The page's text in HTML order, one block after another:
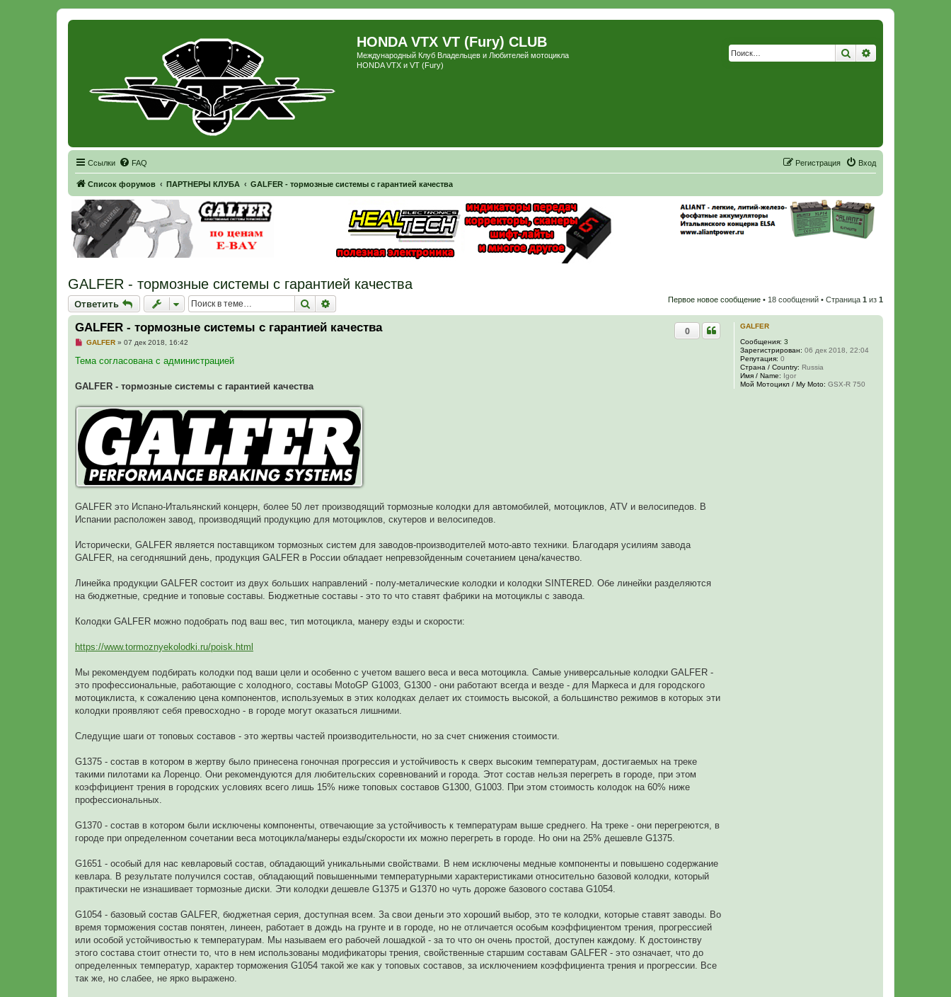
HONDA VTX VT (Fury) CLUB
Международный Клуб Владельцев и Любителей мотоцикла
HONDA VTX и VT (Fury)
Поиск
Ссылки FAQ Вход
Регистрация
Список форумов ПАРТНЕРЫ КЛУБА GALFER - тормозные системы с гарантией качества
GALFER - тормозные системы с гарантией качества
Ответить
Ответить Поиск Первое новое сообщение • 18 сообщений • Страница 1 из 1
GALFER
Сообщения: 3
Зарегистрирован: 06 дек 2018, 22:04
Репутация: 0
Страна / Country: Russia
Имя / Name: Igor
Мой Мотоцикл / My Moto: GSX-R 750
GALFER - тормозные системы с гарантией качества 0
Н
п
ч
а
н
о
е
с
о
б
щ
н
и
е
GALFER» 07 дек 2018, 16:42
Тема согласована с администрацией
GALFER - тормозные системы с гарантией качества
GALFER это Испано-Итальянский концерн, более 50 лет производящий тормозные колодки для автомобилей, мотоциклов, ATV и велосипедов. В
Испании расположен завод, производящий продукцию для мотоциклов, скутеров и велосипедов.
Исторически, GALFER является поставщиком тормозных систем для заводов-производителей мото-авто техники. Благодаря усилиям завода
GALFER, на сегодняшний день, продукция GALFER в России обладает непревзойденным сочетанием цена/качество.
Линейка продукции GALFER состоит из двух больших направлений - полу-металические колодки и колодки SINTERED. Обе линейки разделяются
на бюджетные, средние и топовые составы. Бюджетные составы - это то что ставят фабрики на мотоциклы с завода.
Колодки GALFER можно подобрать под ваш вес, тип мотоцикла, манеру езды и скорости:
https://www.tormoznyekolodki.ru/poisk.html
Мы рекомендуем подбирать колодки под ваши цели и особенно с учетом вашего веса и веса мотоцикла. Самые универсальные колодки GALFER -
это профессиональные, работающие с холодного, составы MotoGP G1003, G1300 - они работают всегда и везде - для Маркеса и для городского
мотоциклиста, к сожалению цена компонентов, используемых в этих колодках делает их стоимость высокой, а большинство режимов в которых эти
колодки проявляют себя превосходно - в городе могут оказаться лишними.
Следущие шаги от топовых составов - это жертвы частей производительности, но за счет снижения стоимости.
G1375 - состав в котором в жертву было принесена гоночная прогрессия и устойчивость к сверх высоким температурам, достигаемых на треке
такими пилотами ка Лоренцо. Они рекомендуются для любительских соревнований и города. Этот состав нельзя перегреть в городе, при этом
коэффициент трения в городских условиях всего лишь 15% ниже топовых составов G1300, G1003. При этом стоимость колодок на 60% ниже
профессиональных.
G1370 - состав в котором были исключены компоненты, отвечающие за устойчивость к температурам выше среднего. На треке - они перегреются, в
городе при определенном сочетании веса мотоцикла/манеры езды/скорости их можно перегреть в городе. Но они на 25% дешевле G1375.
G1651 - особый для нас кевларовый состав, обладающий уникальными свойствами. В нем исключены медные компоненты и повышено содержание
кевлара. В результате получился состав, обладающий повышенными температурными характеристиками относительно базовой колодки, который
практически не изнашивает тормозные диски. Эти колодки дешевле G1375 и G1370 но чуть дороже базового состава G1054.
G1054 - базовый состав GALFER, бюджетная серия, доступная всем. За свои деньги это хороший выбор, это те колодки, которые ставят заводы. Во
время торможения состав понятен, линеен, работает в дождь на грунте и в городе, но не отличается особым коэффициентом трения, прогрессией
или особой устойчивостью к температурам. Мы называем его рабочей лошадкой - за то что он очень простой, доступен каждому. К достоинству
этого состава стоит отнести то, что в нем использованы модификаторы трения, свойственные старшим составам GALFER - это означает, что до
определенных температур, характер торможения G1054 такой же как у топовых составов, за исключением коэффициента трения и прогрессии. Все
так же, но слабее, не ярко выражено.